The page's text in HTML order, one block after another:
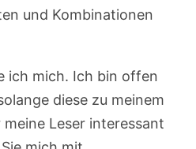
und Kombinationen
ich mich. Ich bin offen
diese zu meinem
Leser interessant